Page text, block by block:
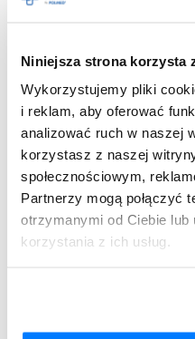
Niniejsza strona korzysta
Wykorzystujemy pliki
i reklam, aby oferować
analizować ruch w naszej
korzystasz z naszej
społecznościowym,
Partnerzy mogą połączyć
otrzymanymi od Ciebie
korzystania z ich usług.
leczenie
Leczenie mikroangiopatii
wszystkim na kontroli
ciśnienia tętniczego krwi
zmianie nawyków
stylu życia. Niestety
zazwyczaj charakter
mikrokrążenia powodują
uwarunkowane jest
zmian, dlatego dobierane
zdrowia pacjenta.